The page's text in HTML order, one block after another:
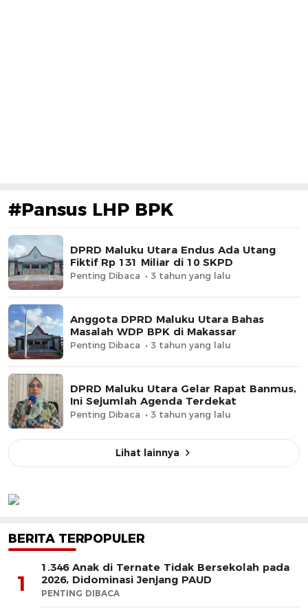
#Pansus LHP BPK
DPRD Maluku Utara Endus Ada Utang
Fiktif Rp 131 Miliar di 10 SKPD
Penting Dibaca 3 tahun yang lalu
Anggota DPRD Maluku Utara Bahas
Masalah WDP BPK di Makassar
Penting Dibaca 3 tahun yang lalu
DPRD Maluku Utara Gelar Rapat Banmus,
Ini Sejumlah Agenda Terdekat
Penting Dibaca 3 tahun yang lalu
Lihat lainnya
BERITA TERPOPULER
1
1.346 Anak di Ternate Tidak Bersekolah pada
2026, Didominasi Jenjang PAUD
PENTING DIBACA